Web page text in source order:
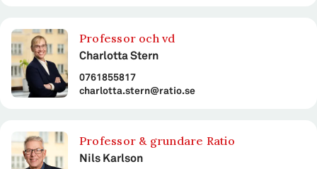
Professor och vd
Charlotta Stern
0761855817
charlotta.stern@ratio.se
Professor & grundare Ratio
Nils Karlson